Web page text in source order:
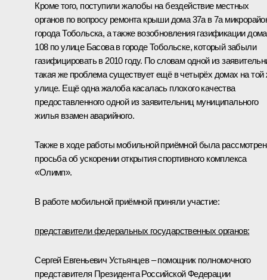
Кроме того, поступили жалобы на бездействие местных
органов по вопросу ремонта крыши дома 37а в 7а
города Тобольска, а также возобновления газификации дома
108 по улице Басова в городе Тобольске, который забыли
газифицировать в 2010 году. По словам одной из
такая же проблема существует ещё в четырёх домах на той
улице. Ещё одна жалоба касалась плохого качества
предоставленного одной из заявительниц муниципального
жилья взамен аварийного.
Также в ходе работы мобильной приёмной была
просьба об ускорении открытия спортивного комплекса
«Олимп».
В работе мобильной приёмной приняли участие:
представители федеральных государственных органов:
Сергей Евгеньевич Устьянцев – помощник полномочного
представителя Президента Российской Федерации